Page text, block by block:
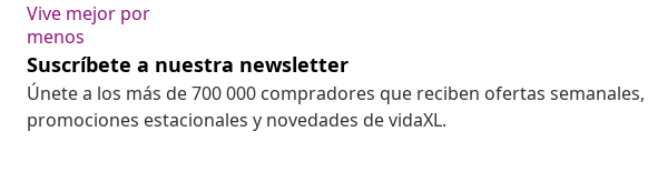
Vive mejor por
menos
Suscríbete a nuestra newsletter
Únete a los más de 700 000 compradores que reciben ofertas semanales,
promociones estacionales y novedades de vidaXL.